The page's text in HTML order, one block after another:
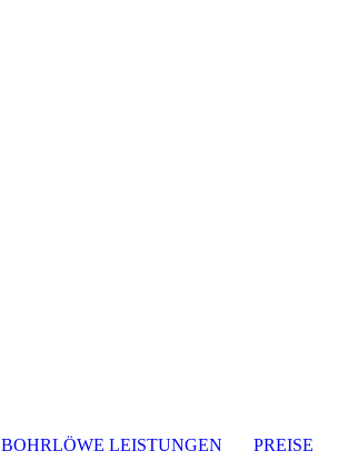
BOHRLÖWE LEISTUNGEN PREISE